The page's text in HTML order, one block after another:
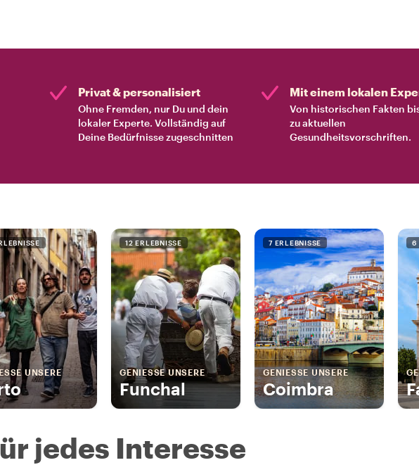
Privat & personalisiert
Ohne Fremden, nur Du und dein
lokaler Experte. Vollständig auf
Deine Bedürfnisse zugeschnitten
Mit einem lokalen
Von historischen Fakten
zu aktuellen
Gesundheitsvorschriften.
UNSERE
12 ERLEBNISSE
GENIESSE UNSERE
Funchal
7 ERLEBNISSE
GENIESSE UNSERE
Coimbra
6
jedes Interesse